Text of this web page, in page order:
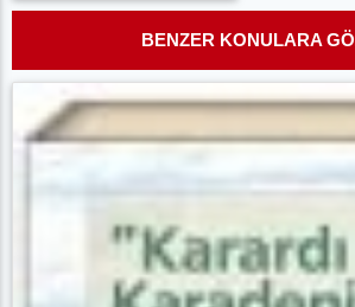
BENZER KONULARA